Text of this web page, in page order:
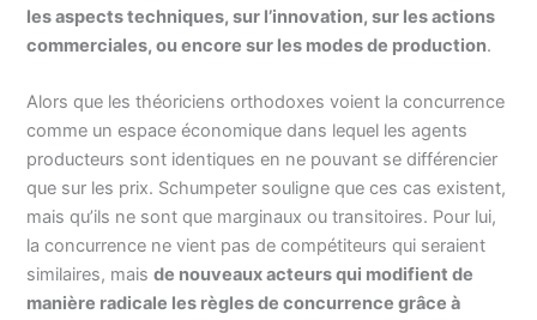
les aspects techniques, sur l’innovation, sur les actions
commerciales, ou encore sur les modes de production.
Alors que les théoriciens orthodoxes voient la concurrence
comme un espace économique dans lequel les agents
producteurs sont identiques en ne pouvant se différencier
que sur les prix. Schumpeter souligne que ces cas existent,
mais qu’ils ne sont que marginaux ou transitoires. Pour lui,
la concurrence ne vient pas de compétiteurs qui seraient
similaires, maisde nouveaux acteurs qui modifient de
manière radicale les règles de concurrence grâce à